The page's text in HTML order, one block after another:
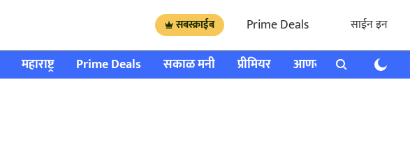
सबस्क्राईब Prime Deals साईन इन
महाराष्ट्र Prime Deals सकाळ मनी प्रीमियर आणखी राशी भविष्य